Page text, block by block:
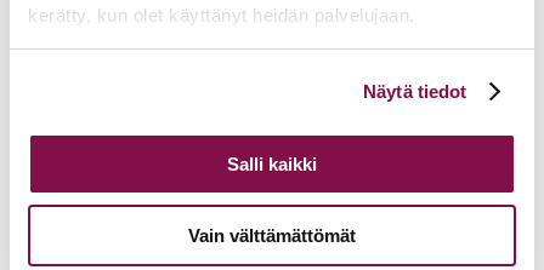
kerätty, kun olet käyttänyt heidän palvelujaan.
linkistä.
Näytä tiedot
Salli kaikki
Vain välttämättömät